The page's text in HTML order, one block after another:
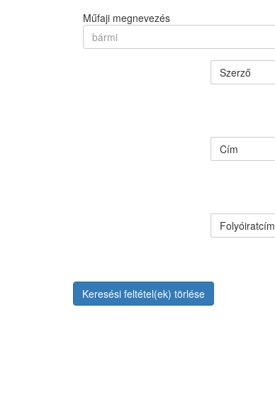
Műfaji megnevezés
bármi
Szerző
Cím
Folyóiratcím
Keresési feltétel(ek) törlése